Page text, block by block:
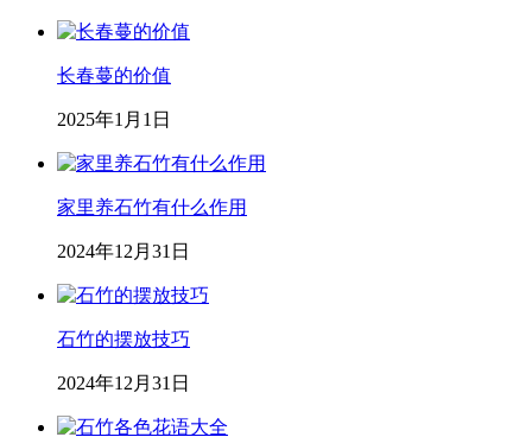
长春蔓的价值
2025年1月1日
家里养石竹有什么作用
2024年12月31日
石竹的摆放技巧
2024年12月31日